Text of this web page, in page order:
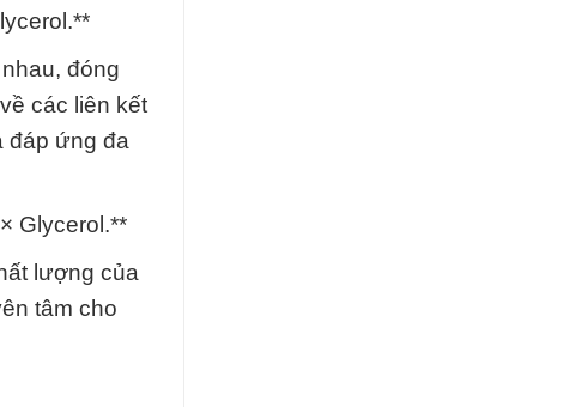
đóng
các liên kết
đáp ứng đa
Glycerol.**
lượng của
tâm cho